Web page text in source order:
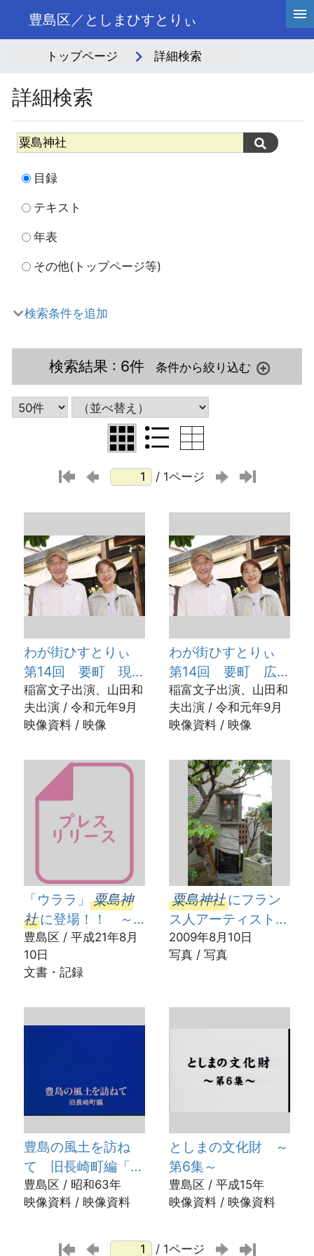
豊島区／としまひすとりぃ
トップページ 詳細検索
詳細検索
目録
テキスト
年表
その他(トップページ等)
検索条件を追加
検索結果 : 6件
/ 1ページ
わが街ひすとりぃ
第14回 要町 現地
ロケ編
稲富文子出演、山田和
夫出演 / 令和元年9月
映像資料 / 映像
わが街ひすとりぃ
第14回 要町 広報
番組インタビュー編
稲富文子出演、山田和
夫出演 / 令和元年9月
映像資料 / 映像
「ウララ」
粟島神
社に登場！！ ～
ふくろうの路の梟像
建立～
豊島区 / 平成21年8月
10日
文書・記録
粟島神社にフラン
ス人アーティストデ
ザインの「ふくろう
の路の梟像(21号)」
2009年8月10日
写真 / 写真
豊島の風土を訪ね
て 旧長崎町編「風
薫る里」
豊島区 / 昭和63年
映像資料 / 映像資料
としまの文化財 ～
第6集～
豊島区 / 平成15年
映像資料 / 映像資料
/ 1ページ